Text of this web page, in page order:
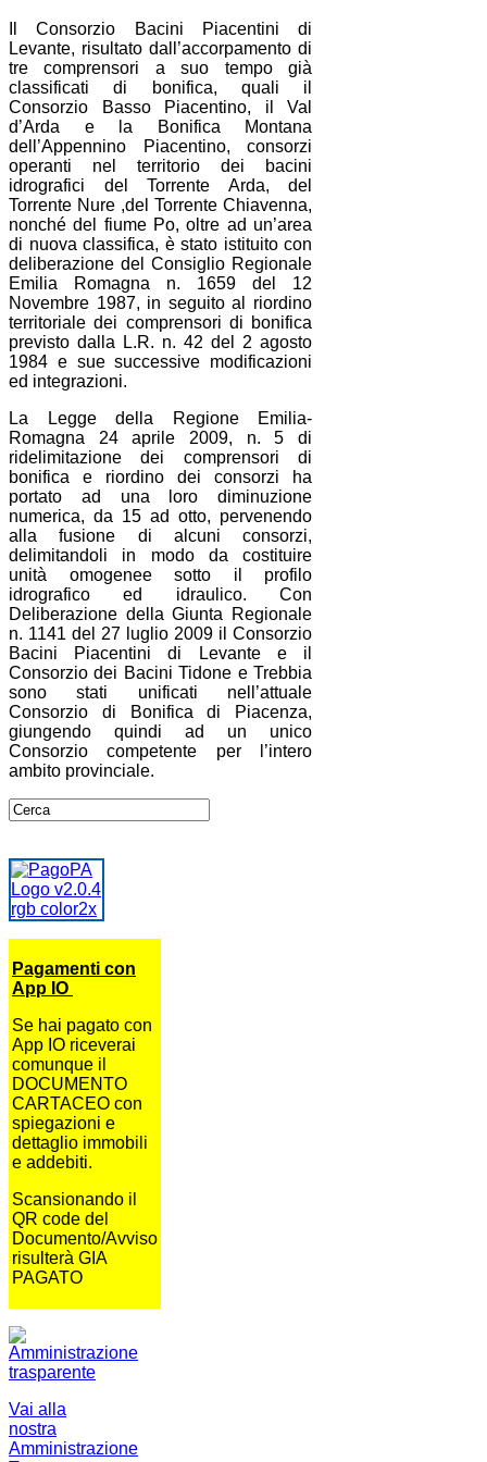
Il Consorzio Bacini Piacentini di
Levante, risultato dall’accorpamento di
tre comprensori a suo tempo già
classificati di bonifica, quali il
Consorzio Basso Piacentino, il Val
d’Arda e la Bonifica Montana
dell’Appennino Piacentino, consorzi
operanti nel territorio dei bacini
idrografici del Torrente Arda, del
Torrente Nure ,del Torrente Chiavenna,
nonché del fiume Po, oltre ad un’area
di nuova classifica, è stato istituito con
deliberazione del Consiglio Regionale
Emilia Romagna n. 1659 del 12
Novembre 1987, in seguito al riordino
territoriale dei comprensori di bonifica
previsto dalla L.R. n. 42 del 2 agosto
1984 e sue successive modificazioni
ed integrazioni.
La Legge della Regione Emilia-
Romagna 24 aprile 2009, n. 5 di
ridelimitazione dei comprensori di
bonifica e riordino dei consorzi ha
portato ad una loro diminuzione
numerica, da 15 ad otto, pervenendo
alla fusione di alcuni consorzi,
delimitandoli in modo da costituire
unità omogenee sotto il profilo
idrografico ed idraulico. Con
Deliberazione della Giunta Regionale
n. 1141 del 27 luglio 2009 il Consorzio
Bacini Piacentini di Levante e il
Consorzio dei Bacini Tidone e Trebbia
sono stati unificati nell’attuale
Consorzio di Bonifica di Piacenza,
giungendo quindi ad un unico
Consorzio competente per l’intero
ambito provinciale.
Pagamenti con
App IO
Se hai pagato con
App IO riceverai
comunque il
DOCUMENTO
CARTACEO con
spiegazioni e
dettaglio immobili
e addebiti.
Scansionando il
QR code del
Documento/Avviso
risulterà GIA
PAGATO
Vai alla
nostra
Amministrazione